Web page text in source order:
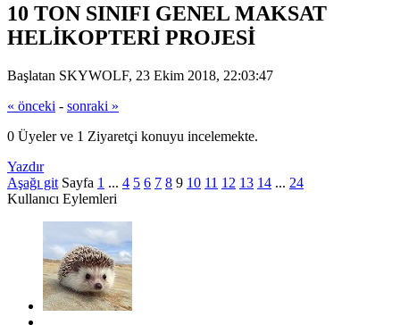
10 TON SINIFI GENEL MAKSAT
HELİKOPTERİ PROJESİ
Başlatan SKYWOLF, 23 Ekim 2018, 22:03:47
« önceki - sonraki »
0 Üyeler ve 1 Ziyaretçi konuyu incelemekte.
Yazdır
Aşağı git Sayfa 1 ... 4 5 6 7 8 9 10 11 12 13 14 ... 24
Kullanıcı Eylemleri